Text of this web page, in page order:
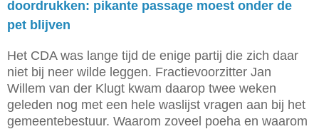
doordrukken: pikante passage moest onder de
pet blijven
Het CDA was lange tijd de enige partij die zich daar
niet bij neer wilde leggen. Fractievoorzitter Jan
Willem van der Klugt kwam daarop twee weken
geleden nog met een hele waslijst vragen aan bij het
gemeentebestuur. Waarom zoveel poeha en waarom